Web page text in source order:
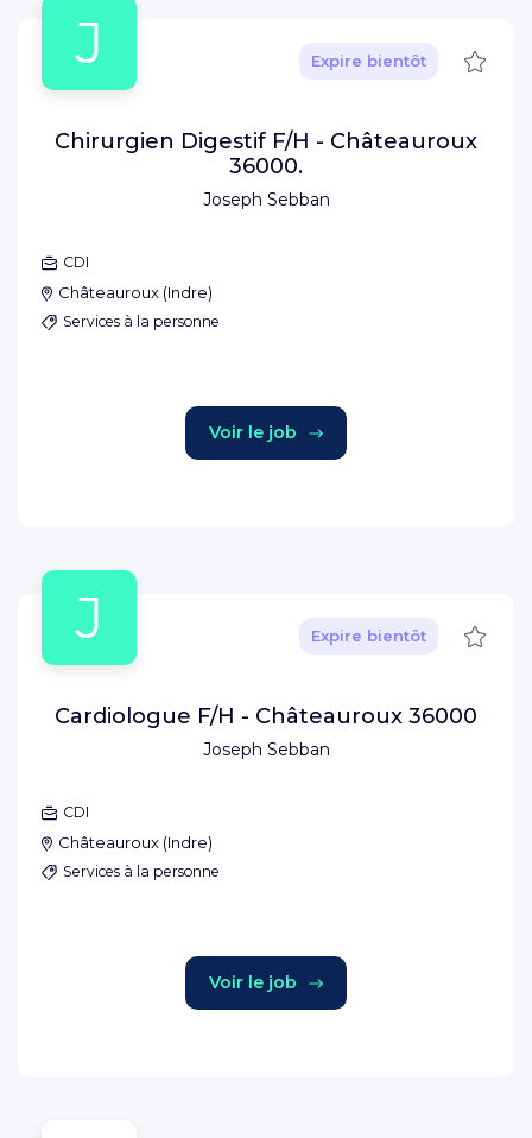
J
Joseph Sebban
Expire bientôt
Chirurgien Digestif F/H - Châteauroux
36000.
CDI
Châteauroux (Indre)
Services à la personne
Voir le job
J
Joseph Sebban
Expire bientôt
Cardiologue F/H - Châteauroux 36000
CDI
Châteauroux (Indre)
Services à la personne
Voir le job